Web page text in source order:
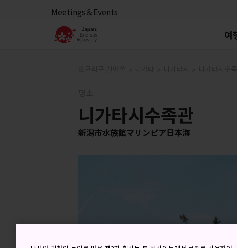
Meetings＆Events
여
니가타시수족관
新潟市水族館マリンピア日本海